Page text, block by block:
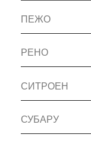
ПЕЖО
РЕНО
СИТРОЕН
СУБАРУ